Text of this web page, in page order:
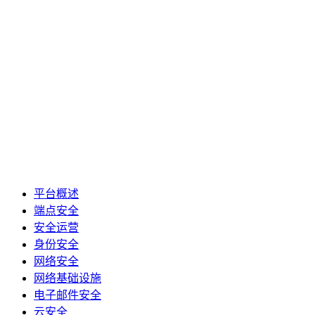
平台概述
端点安全
安全运营
身份安全
网络安全
网络基础设施
电子邮件安全
云安全